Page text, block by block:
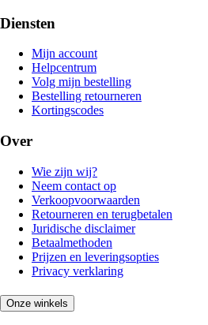
Diensten
Mijn account
Helpcentrum
Volg mijn bestelling
Bestelling retourneren
Kortingscodes
Over
Wie zijn wij?
Neem contact op
Verkoopvoorwaarden
Retourneren en terugbetalen
Juridische disclaimer
Betaalmethoden
Prijzen en leveringsopties
Privacy verklaring
Onze winkels